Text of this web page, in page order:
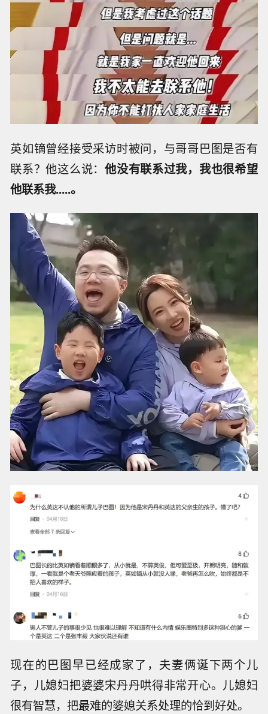
英如镝曾经接受采访时被问，与哥哥巴图是否有
联系？他这么说：他没有联系过我，我也很希望
他联系我.....。
现在的巴图早已经成家了，夫妻俩诞下两个儿
子，儿媳妇把婆婆宋丹丹哄得非常开心。儿媳妇
很有智慧，把最难的婆媳关系处理的恰到好处。